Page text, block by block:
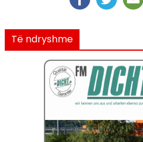
Të ndryshme